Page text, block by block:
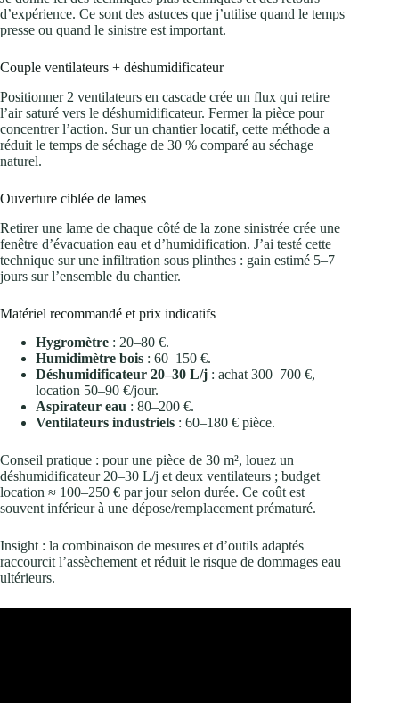
d’expérience. Ce sont des astuces que j’utilise quand le temps
presse ou quand le sinistre est important.
Couple ventilateurs + déshumidificateur
Positionner 2 ventilateurs en cascade crée un flux qui retire
l’air saturé vers le déshumidificateur. Fermer la pièce pour
concentrer l’action. Sur un chantier locatif, cette méthode a
réduit le temps de séchage de 30 % comparé au séchage
naturel.
Ouverture ciblée de lames
Retirer une lame de chaque côté de la zone sinistrée crée une
fenêtre d’évacuation eau et d’humidification. J’ai testé cette
technique sur une infiltration sous plinthes : gain estimé 5–7
jours sur l’ensemble du chantier.
Matériel recommandé et prix indicatifs
Hygromètre : 20–80 €.
Humidimètre bois : 60–150 €.
Déshumidificateur 20–30 L/j : achat 300–700 €,
location 50–90 €/jour.
Aspirateur eau : 80–200 €.
Ventilateurs industriels : 60–180 € pièce.
Conseil pratique : pour une pièce de 30 m², louez un
déshumidificateur 20–30 L/j et deux ventilateurs ; budget
location ≈ 100–250 € par jour selon durée. Ce coût est
souvent inférieur à une dépose/remplacement prématuré.
Insight : la combinaison de mesures et d’outils adaptés
raccourcit l’assèchement et réduit le risque de dommages eau
ultérieurs.